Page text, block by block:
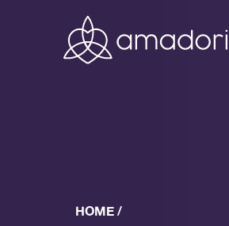
HOME /